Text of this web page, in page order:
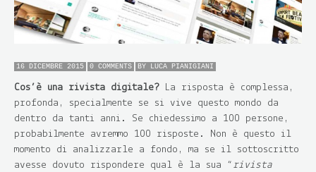
16 DICEMBRE 2015 0 COMMENTS BY LUCA PIANIGIANI
Cos’è una rivista digitale? La risposta è complessa,
profonda, specialmente se si vive questo mondo da
dentro da tanti anni. Se chiedessimo a 100 persone,
probabilmente avremmo 100 risposte. Non è questo il
momento di analizzarle a fondo, ma se il sottoscritto
avesse dovuto rispondere qual è la sua “ rivista